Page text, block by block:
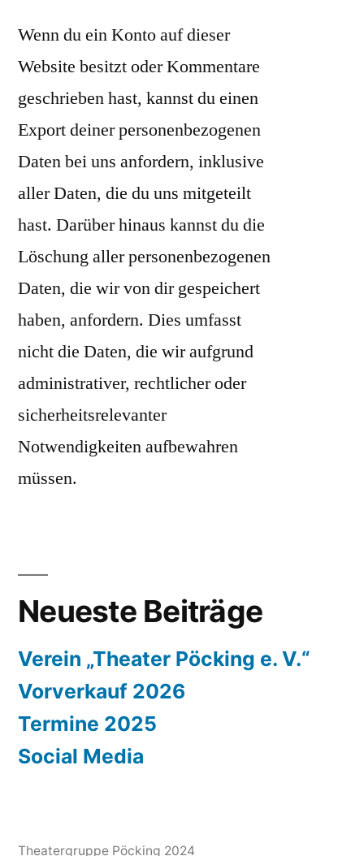
Wenn du ein Konto auf dieser
Website besitzt oder Kommentare
geschrieben hast, kannst du einen
Export deiner personenbezogenen
Daten bei uns anfordern, inklusive
aller Daten, die du uns mitgeteilt
hast. Darüber hinaus kannst du die
Löschung aller personenbezogenen
Daten, die wir von dir gespeichert
haben, anfordern. Dies umfasst
nicht die Daten, die wir aufgrund
administrativer, rechtlicher oder
sicherheitsrelevanter
Notwendigkeiten aufbewahren
müssen.
Neueste Beiträge
Verein „Theater Pöcking e. V.“
Vorverkauf 2026
Termine 2025
Social Media
Theatergruppe Pöcking 2024